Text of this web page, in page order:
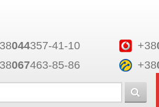
044357-41-10 +38
067463-85-86 +38